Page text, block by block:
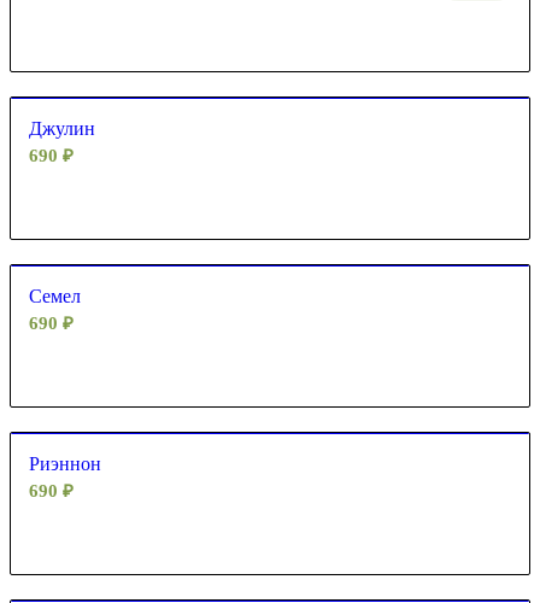
Джулин
690 ₽
Семел
690 ₽
Риэннон
690 ₽